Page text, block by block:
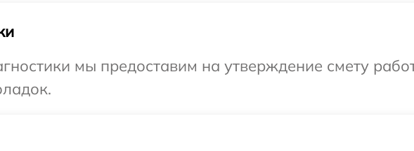
мы предоставим на утверждение смету